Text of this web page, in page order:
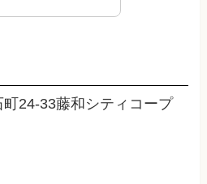
24-33藤和シティコープ